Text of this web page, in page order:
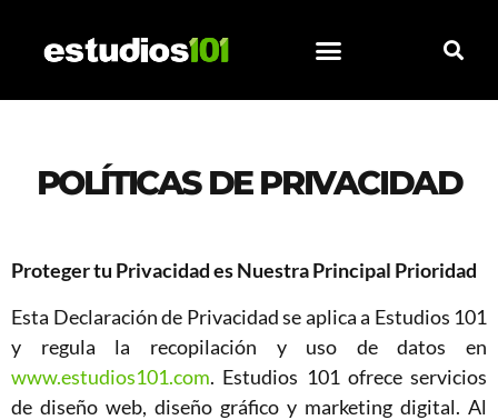
POLÍTICAS DE PRIVACIDAD
Proteger tu Privacidad es Nuestra Principal Prioridad
Esta Declaración de Privacidad se aplica a Estudios 101
y regula la recopilación y uso de datos en
www.estudios101.com. Estudios 101 ofrece servicios
de diseño web, diseño gráfico y marketing digital. Al